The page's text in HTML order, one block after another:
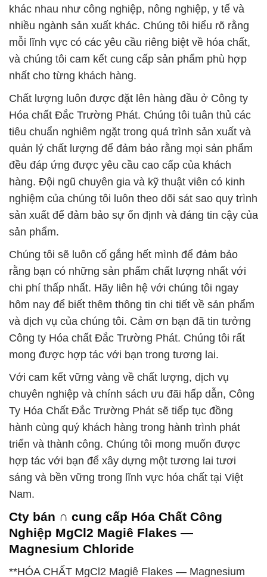
khác nhau như công nghiệp, nông nghiệp, y tế và
nhiều ngành sản xuất khác. Chúng tôi hiểu rõ rằng
mỗi lĩnh vực có các yêu cầu riêng biệt về hóa chất,
và chúng tôi cam kết cung cấp sản phẩm phù hợp
nhất cho từng khách hàng.
Chất lượng luôn được đặt lên hàng đầu ở Công ty
Hóa chất Đắc Trường Phát. Chúng tôi tuân thủ các
tiêu chuẩn nghiêm ngặt trong quá trình sản xuất và
quản lý chất lượng để đảm bảo rằng mọi sản phẩm
đều đáp ứng được yêu cầu cao cấp của khách
hàng. Đội ngũ chuyên gia và kỹ thuật viên có kinh
nghiệm của chúng tôi luôn theo dõi sát sao quy trình
sản xuất để đảm bảo sự ổn định và đáng tin cậy của
sản phẩm.
Chúng tôi sẽ luôn cố gắng hết mình để đảm bảo
rằng bạn có những sản phẩm chất lượng nhất với
chi phí thấp nhất. Hãy liên hệ với chúng tôi ngay
hôm nay để biết thêm thông tin chi tiết về sản phẩm
và dịch vụ của chúng tôi. Cảm ơn bạn đã tin tưởng
Công ty Hóa chất Đắc Trường Phát. Chúng tôi rất
mong được hợp tác với bạn trong tương lai.
Với cam kết vững vàng về chất lượng, dịch vụ
chuyên nghiệp và chính sách ưu đãi hấp dẫn, Công
Ty Hóa Chất Đắc Trường Phát sẽ tiếp tục đồng
hành cùng quý khách hàng trong hành trình phát
triển và thành công. Chúng tôi mong muốn được
hợp tác với bạn để xây dựng một tương lai tươi
sáng và bền vững trong lĩnh vực hóa chất tại Việt
Nam.
Cty bán ∩ cung cấp Hóa Chất Công
Nghiệp MgCl2 Magiê Flakes —
Magnesium Chloride
**HÓA CHẤT MgCl2 Magiê Flakes — Magnesium